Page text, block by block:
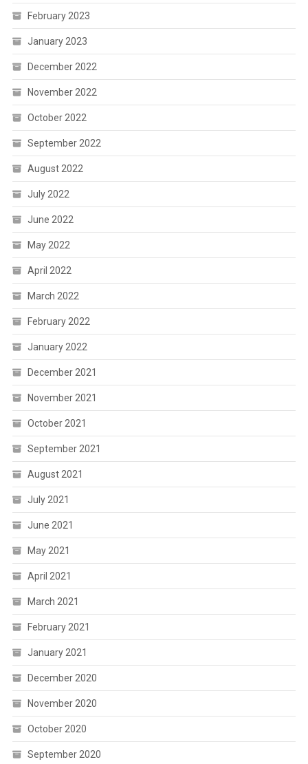
February 2023
January 2023
December 2022
November 2022
October 2022
September 2022
August 2022
July 2022
June 2022
May 2022
April 2022
March 2022
February 2022
January 2022
December 2021
November 2021
October 2021
September 2021
August 2021
July 2021
June 2021
May 2021
April 2021
March 2021
February 2021
January 2021
December 2020
November 2020
October 2020
September 2020